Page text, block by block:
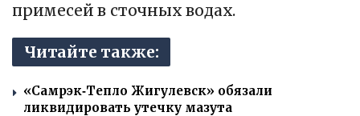
примесей в сточных водах.
Читайте также:
«Самрэк‑Тепло Жигулевск» обязали
ликвидировать утечку мазута